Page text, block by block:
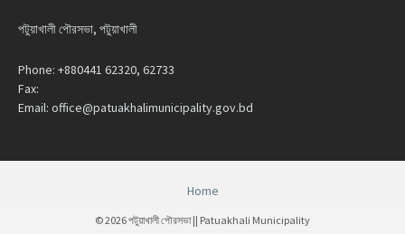
পটুয়াখালী পৌরসভা, পটুয়াখালী
Phone: +880441 62320, 62733
Fax:
Email: office@patuakhalimunicipality.gov.bd
Home
© 2026 পটুয়াখালী পৌরসভা || Patuakhali Municipality